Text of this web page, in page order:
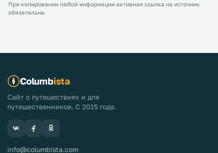
При копировании любой информации активная ссылка на источник
обязательна.
Columbista
Сайт о путешествиях и для
путешественников. С 2015 года.
info@columbista.com